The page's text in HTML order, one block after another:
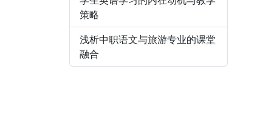
策略
浅析中职语文与旅游专业的课堂
融合